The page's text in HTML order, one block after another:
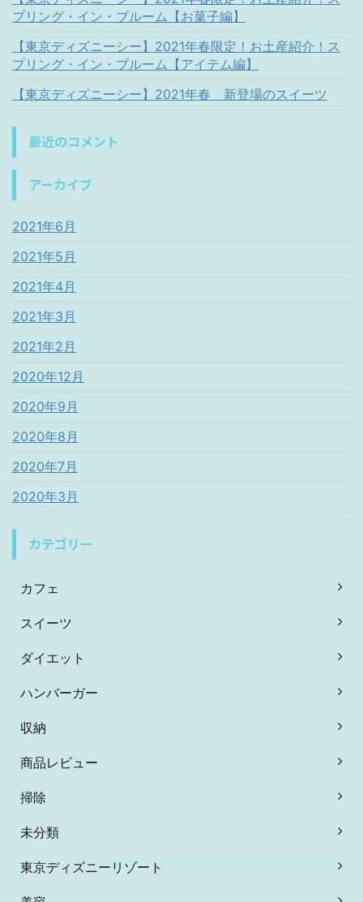
プリング・イン・ブルーム【お菓子編】
【東京ディズニーシー】2021年春限定！お土産紹介！ス
プリング・イン・ブルーム【アイテム編】
【東京ディズニーシー】2021年春 新登場のスイーツ
最近のコメント
アーカイブ
2021年6月
2021年5月
2021年4月
2021年3月
2021年2月
2020年12月
2020年9月
2020年8月
2020年7月
2020年3月
カテゴリー
カフェ
スイーツ
ダイエット
ハンバーガー
収納
商品レビュー
掃除
未分類
東京ディズニーリゾート